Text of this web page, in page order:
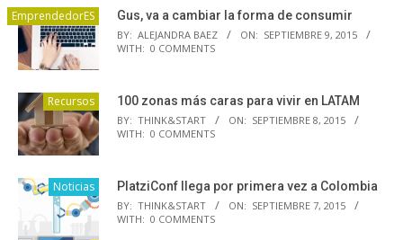
EmprendedorES Gus, va a cambiar la forma de consumir
BY: ALEJANDRA BAEZ ON: SEPTIEMBRE 9, 2015
WITH: 0 COMMENTS
Recursos 100 zonas más caras para vivir en LATAM
BY: THINK&START ON: SEPTIEMBRE 8, 2015
WITH: 0 COMMENTS
Noticias PlatziConf llega por primera vez a Colombia
BY: THINK&START ON: SEPTIEMBRE 7, 2015
WITH: 0 COMMENTS